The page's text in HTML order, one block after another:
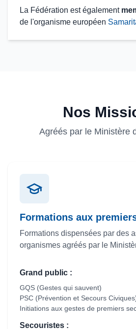
La Fédération est également
de l'organisme européen
Nos
Agréés par le Ministère
Formations aux
Formations dispensées par des
organismes agréés par le
Grand public :
GQS (Gestes qui sauvent)
PSC (Prévention et Secours
Initiations aux gestes de premiers
Secouristes :